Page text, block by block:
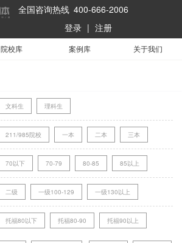
全国咨询热线 400-666-2006
登录 | 注册
院校库 案例库 关于我们
文科生 理科生
211/985院校 一本 二本 三本
70以下 70-79 80-85 85以上
二级 一级100-129 一级130以上
托福80以下 托福80-90 托福90以上